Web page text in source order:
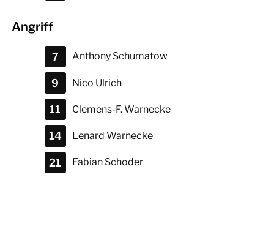
Angriff
Anthony Schumatow
7
Nico Ulrich
9
Clemens-F.Warnecke
11
Lenard Warnecke
14
Fabian Schoder
21